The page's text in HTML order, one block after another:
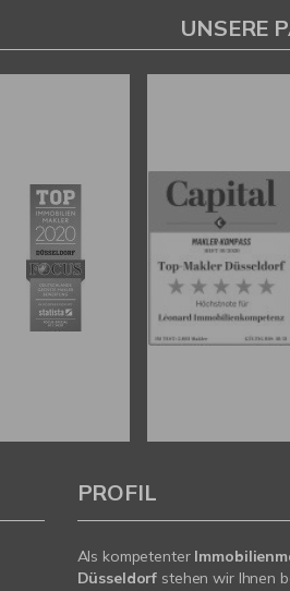
UNSERE
PROFIL
Als kompetenter
Düsseldorf stehen wir Ihnen